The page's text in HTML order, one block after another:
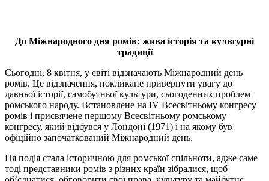
До Міжнародного дня ромів: жива історія та культурні
традиції
Сьогодні, 8 квітня, у світі відзначають Міжнародний день
ромів. Це відзначення, покликане привернути увагу до
давньої історії, самобутньої культури, сьогоденних проблем
ромського народу. Встановлене на ІV Всесвітньому конгресу
ромів і присвячене першому Всесвітньому ромському
конгресу, який відбувся у Лондоні (1971) і на якому був
офіційно започаткований Міжнародний день.
Ця подія стала історичною для ромської спільноти, адже саме
тоді представники ромів з різних країн зібралися, щоб